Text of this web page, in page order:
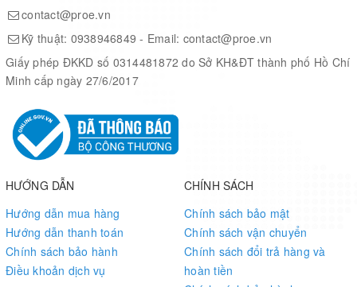
contact@proe.vn
Kỹ thuật: 0938946849 - Email: contact@proe.vn
Giấy phép ĐKKD số 0314481872 do Sở KH&ĐT thành phố Hồ Chí
Minh cấp ngày 27/6/2017
HƯỚNG DẪN
Hướng dẫn mua hàng
Hướng dẫn thanh toán
Chính sách bảo hành
Điều khoản dịch vụ
CHÍNH SÁCH
Chính sách bảo mật
Chính sách vận chuyển
Chính sách đổi trả hàng và
hoàn tiền